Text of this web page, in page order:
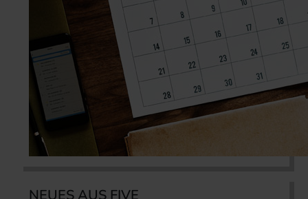
NEUES AUS FIVE